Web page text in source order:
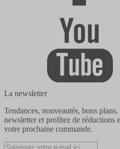
La newsletter
Tendances, nouveautés, bons
newsletter et profitez de réductions
votre prochaine commande.